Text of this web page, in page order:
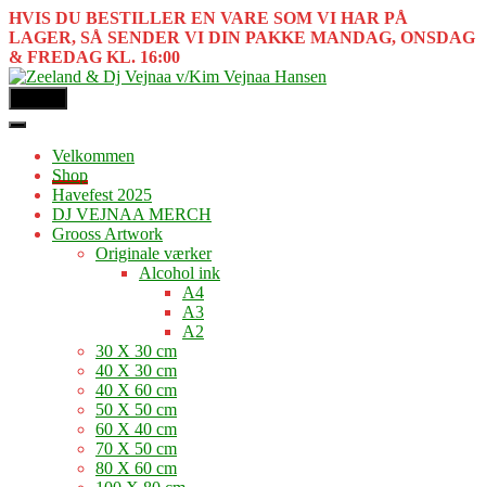
HVIS DU BESTILLER EN VARE SOM VI HAR PÅ
LAGER, SÅ SENDER VI DIN PAKKE MANDAG, ONSDAG
& FREDAG KL. 16:00
Velkommen
Shop
Havefest 2025
DJ VEJNAA MERCH
Grooss Artwork
Originale værker
Alcohol ink
A4
A3
A2
30 X 30 cm
40 X 30 cm
40 X 60 cm
50 X 50 cm
60 X 40 cm
70 X 50 cm
80 X 60 cm